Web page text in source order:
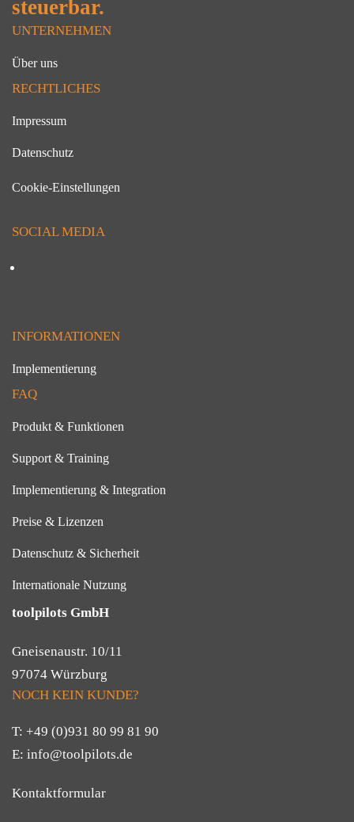
steuerbar.
UNTERNEHMEN
Über uns
RECHTLICHES
Impressum
Datenschutz
Cookie-Einstellungen
SOCIAL MEDIA
INFORMATIONEN
Implementierung
FAQ
Produkt & Funktionen
Support & Training
Implementierung & Integration
Preise & Lizenzen
Datenschutz & Sicherheit
Internationale Nutzung
toolpilots GmbH
Gneisenaustr. 10/11
97074 Würzburg
NOCH KEIN KUNDE?
T: +49 (0)931 80 99 81 90
E: info@toolpilots.de
Kontaktformular